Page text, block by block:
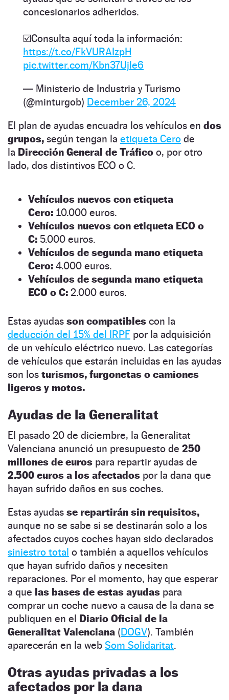
concesionarios adheridos.
☑️Consulta aquí toda la información:
https://t.co/FkVURAIzpH
pic.twitter.com/Kbn37Ujle6
— Ministerio de Industria y Turismo
(@minturgob) December 26, 2024
El plan de ayudas encuadra los vehículos en dos
grupos, según tengan la etiqueta Cero de
la Dirección General de Tráfico o, por otro
lado, dos distintivos ECO o C.
Vehículos nuevos con etiqueta
Cero: 10.000 euros.
Vehículos nuevos con etiqueta ECO o
C: 5.000 euros.
Vehículos de segunda mano etiqueta
Cero: 4.000 euros.
Vehículos de segunda mano etiqueta
ECO o C: 2.000 euros.
Estas ayudas son compatibles con la
deducción del 15% del IRPF por la adquisición
de un vehículo eléctrico nuevo. Las categorías
de vehículos que estarán incluidas en las ayudas
son los turismos, furgonetas o camiones
ligeros y motos.
Ayudas de la Generalitat
El pasado 20 de diciembre, la Generalitat
Valenciana anunció un presupuesto de 250
millones de euros para repartir ayudas de
2.500 euros a los afectados por la dana que
hayan sufrido daños en sus coches.
Estas ayudas se repartirán sin requisitos,
aunque no se sabe si se destinarán solo a los
afectados cuyos coches hayan sido declarados
siniestro total o también a aquellos vehículos
que hayan sufrido daños y necesiten
reparaciones. Por el momento, hay que esperar
a que las bases de estas ayudas para
comprar un coche nuevo a causa de la dana se
publiquen en el Diario Oficial de la
Generalitat Valenciana (DOGV). También
aparecerán en la web Som Solidaritat.
Otras ayudas privadas a los
afectados por la dana